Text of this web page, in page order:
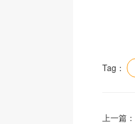
Tag：
上一篇：